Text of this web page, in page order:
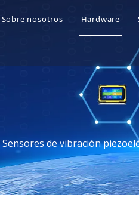
Sobre nosotros
Nuestras ventajas
Nuestros Honores
Hardware
Sensores de vibración